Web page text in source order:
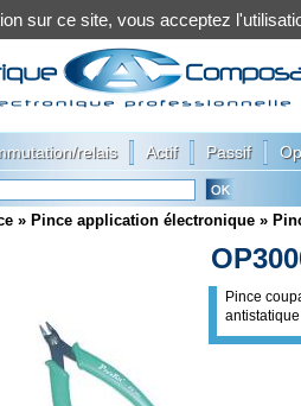
relais Actif Passif
» Pince application électronique »
Pince
sur ce site, vous acceptez